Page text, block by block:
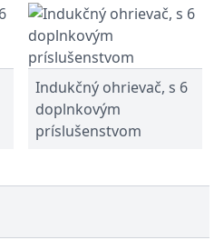
Indukčný ohrievač, s 6
doplnkovým
príslušenstvom